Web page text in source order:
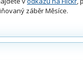
záběr Měsíce.